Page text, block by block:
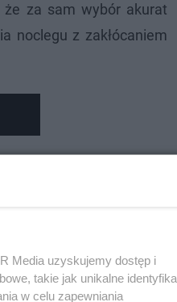
że za sam wybór akurat
noclegu z zakłócaniem
Media uzyskujemy dostęp i
takie jak unikalne
w celu zapewniania